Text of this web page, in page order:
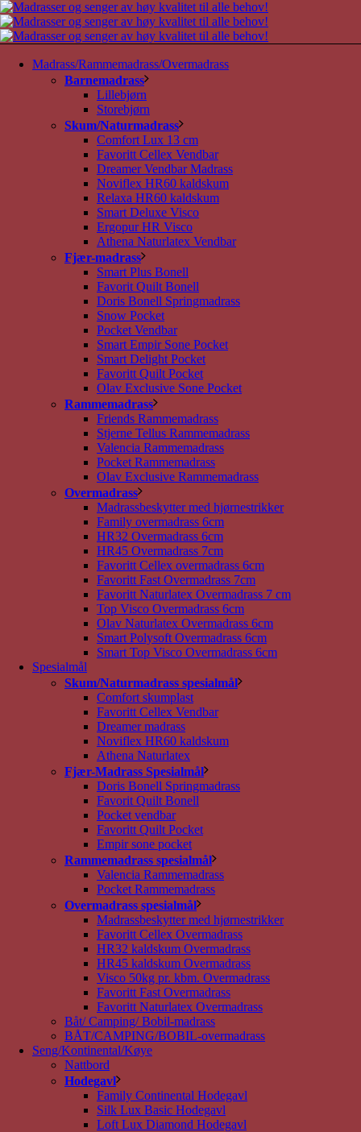
Madrass/Rammemadrass/Overmadrass
Barnemadrass
Lillebjørn
Storebjørn
Skum/Naturmadrass
Comfort Lux 13 cm
Favoritt Cellex Vendbar
Dreamer Vendbar Madrass
Noviflex HR60 kaldskum
Relaxa HR60 kaldskum
Smart Deluxe Visco
Ergopur HR Visco
Athena Naturlatex Vendbar
Fjær-madrass
Smart Plus Bonell
Favorit Quilt Bonell
Doris Bonell Springmadrass
Snow Pocket
Pocket Vendbar
Smart Empir Sone Pocket
Smart Delight Pocket
Favoritt Quilt Pocket
Olav Exclusive Sone Pocket
Rammemadrass
Friends Rammemadrass
Stjerne Tellus Rammemadrass
Valencia Rammemadrass
Pocket Rammemadrass
Olav Exclusive Rammemadrass
Overmadrass
Madrassbeskytter med hjørnestrikker
Family overmadrass 6cm
HR32 Overmadrass 6cm
HR45 Overmadrass 7cm
Favoritt Cellex overmadrass 6cm
Favoritt Fast Overmadrass 7cm
Favoritt Naturlatex Overmadrass 7 cm
Top Visco Overmadrass 6cm
Olav Naturlatex Overmadrass 6cm
Smart Polysoft Overmadrass 6cm
Smart Top Visco Overmadrass 6cm
Spesialmål
Skum/Naturmadrass spesialmål
Comfort skumplast
Favoritt Cellex Vendbar
Dreamer madrass
Noviflex HR60 kaldskum
Athena Naturlatex
Fjær-Madrass Spesialmål
Doris Bonell Springmadrass
Favorit Quilt Bonell
Pocket vendbar
Favoritt Quilt Pocket
Empir sone pocket
Rammemadrass spesialmål
Valencia Rammemadrass
Pocket Rammemadrass
Overmadrass spesialmål
Madrassbeskytter med hjørnestrikker
Favoritt Cellex Overmadrass
HR32 kaldskum Overmadrass
HR45 kaldskum Overmadrass
Visco 50kg pr. kbm. Overmadrass
Favoritt Fast Overmadrass
Favoritt Naturlatex Overmadrass
Båt/ Camping/ Bobil-madrass
BÅT/CAMPING/BOBIL-overmadrass
Seng/Kontinental/Køye
Nattbord
Hodegavl
Family Continental Hodegavl
Silk Lux Basic Hodegavl
Loft Lux Diamond Hodegavl